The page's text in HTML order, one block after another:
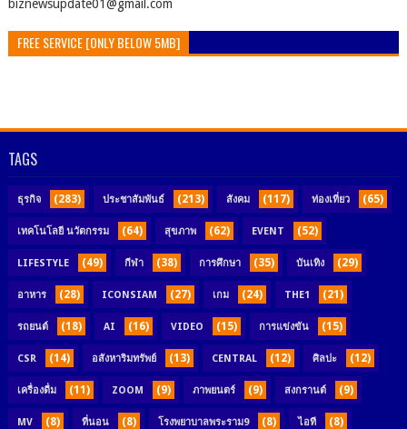
ิbiznewsupdate01@gmail.com
FREE SERVICE [ONLY BELOW 5MB]
TAGS
ธุรกิจ (283) ประชาสัมพันธ์ (213) สังคม (117) ท่องเที่ยว (65)
เทคโนโลยี นวัตกรรม (64) สุขภาพ (62) EVENT (52)
LIFESTYLE (49) กีฬา (38) การศึกษา (35) บันเทิง (29)
อาหาร (28) ICONSIAM (27) เกม (24) THE1 (21)
รถยนต์ (18) AI (16) VIDEO (15) การแข่งขัน (15)
CSR (14) อสังหาริมทรัพย์ (13) CENTRAL (12) ศิลปะ (12)
เครื่องดื่ม (11) ZOOM (9) ภาพยนตร์ (9) สงกรานต์ (9)
MV (8) ที่นอน (8) โรงพยาบาลพระราม9 (8) ไอที (8)